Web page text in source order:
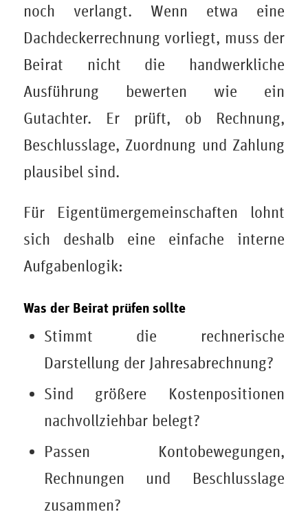
noch verlangt. Wenn etwa eine
Dachdeckerrechnung vorliegt, muss der
Beirat nicht die handwerkliche
Ausführung bewerten wie ein
Gutachter. Er prüft, ob Rechnung,
Beschlusslage, Zuordnung und Zahlung
plausibel sind.
Für Eigentümergemeinschaften lohnt
sich deshalb eine einfache interne
Aufgabenlogik:
Was der Beirat prüfen sollte
Stimmt die rechnerische
Darstellung der Jahresabrechnung?
Sind größere Kostenpositionen
nachvollziehbar belegt?
Passen Kontobewegungen,
Rechnungen und Beschlusslage
zusammen?